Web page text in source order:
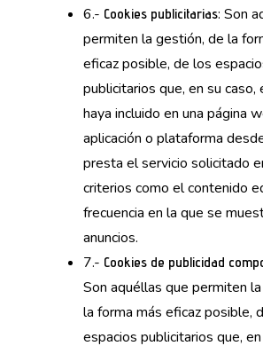
6.- Cookies publicitarias: Son
permiten la gestión, de la
eficaz posible, de los
publicitarios que, en su caso,
haya incluido en una página
aplicación o plataforma
presta el servicio solicitado
criterios como el contenido
frecuencia en la que se
anuncios.
7.- Cookies de publicidad
Son aquéllas que permiten
la forma más eficaz posible,
espacios publicitarios que,